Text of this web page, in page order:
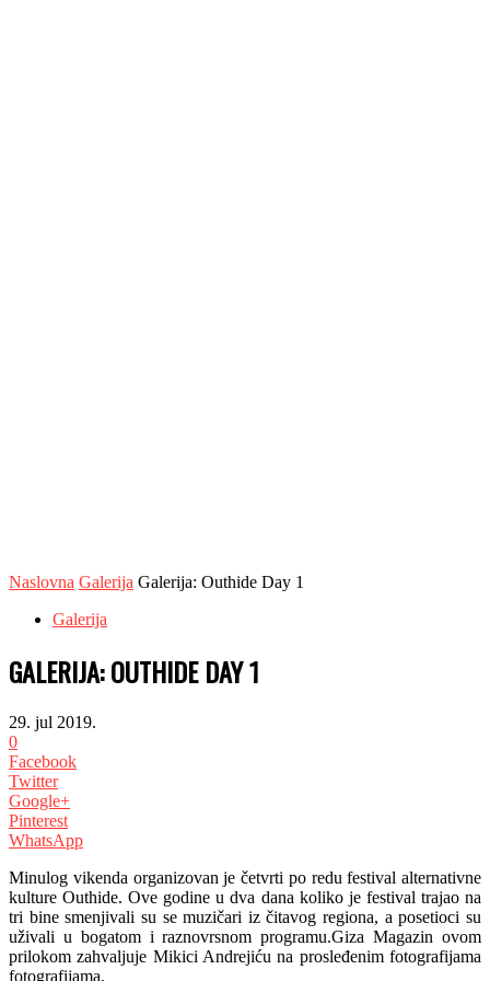
Naslovna Galerija Galerija: Outhide Day 1
Galerija
GALERIJA: OUTHIDE DAY 1
29. jul 2019.
0
Facebook
Twitter
Google+
Pinterest
WhatsApp
Minulog vikenda organizovan je četvrti po redu festival alternativne
kulture Outhide. Ove godine u dva dana koliko je festival trajao na
tri bine smenjivali su se muzičari iz čitavog regiona, a posetioci su
uživali u bogatom i raznovrsnom programu.Giza Magazin ovom
prilokom zahvaljuje Mikici Andrejiću na prosleđenim fotografijama
fotografijama.